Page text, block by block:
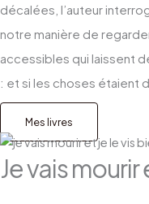
décalées, l’auteur
notre manière de
accessibles qui laissent
: et si les choses étaient
Mes livres
Je vais mourir